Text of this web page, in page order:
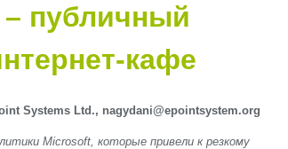
публичный
кафе
Systems Ltd., nagydani@epointsystem.org
Microsoft, которые привели к резкому